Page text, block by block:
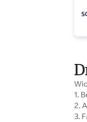
1.
2.
3.